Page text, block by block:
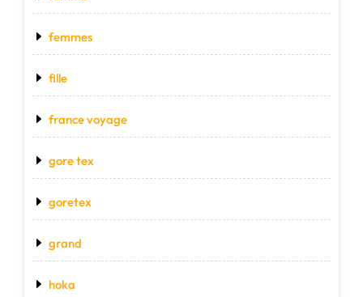
femmes
fille
france voyage
gore tex
goretex
grand
hoka